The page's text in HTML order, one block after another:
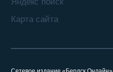
Яндекс поиск
Карта сайта